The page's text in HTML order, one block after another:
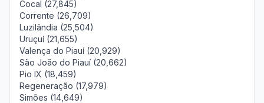
Cocal (27,845)
Corrente (26,709)
Luzilândia (25,504)
Uruçuí (21,655)
Valença do Piauí (20,929)
São João do Piauí (20,662)
Pio IX (18,459)
Regeneração (17,979)
Simões (14,649)